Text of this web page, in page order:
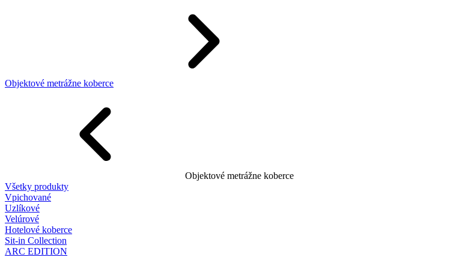
Objektové metrážne koberce
Objektové metrážne koberce
Všetky produkty
Vpichované
Uzlíkové
Velúrové
Hotelové koberce
Sit-in Collection
ARC EDITION